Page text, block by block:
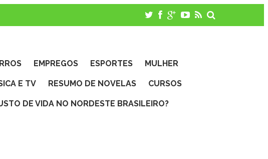
EMPREGOS ESPORTES MULHER
E TV RESUMO DE NOVELAS CURSOS
DE VIDA NO NORDESTE BRASILEIRO?